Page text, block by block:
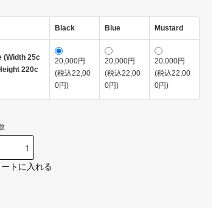
Black Blue Mustard
(Width 25c
220c
20,000円
(税込22,00
0円)
20,000円
(税込22,00
0円)
20,000円
(税込22,00
0円)